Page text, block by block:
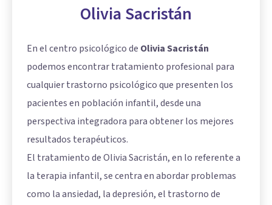
Olivia Sacristán
En el centro psicológico de Olivia Sacristán
podemos encontrar tratamiento profesional para
cualquier trastorno psicológico que presenten los
pacientes en población infantil, desde una
perspectiva integradora para obtener los mejores
resultados terapéuticos.
El tratamiento de Olivia Sacristán, en lo referente a
la terapia infantil, se centra en abordar problemas
como la ansiedad, la depresión, el trastorno de